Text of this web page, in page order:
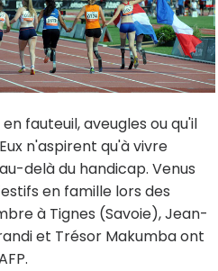
fauteuil, aveugles ou qu'il
n'aspirent qu'à vivre
delà du handicap. Venus
en famille lors des
à Tignes (Savoie), Jean-
et Trésor Makumba ont